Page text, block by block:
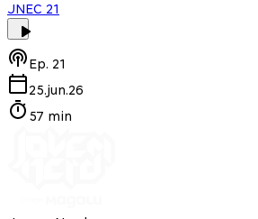
JNEC 21
Ep. 21
25.jun.26
57 min